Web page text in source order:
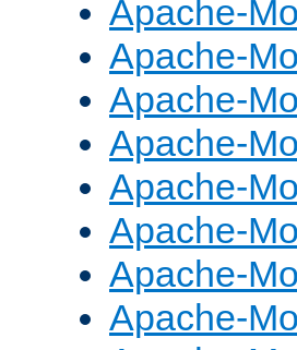
Apache-
Apache-
Apache-
Apache-
Apache-
Apache-
Apache-
Apache-